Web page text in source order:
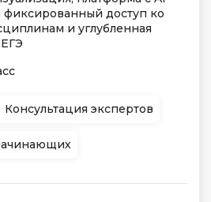
фиксированный доступ ко
и углубленная
Консультация экспертов